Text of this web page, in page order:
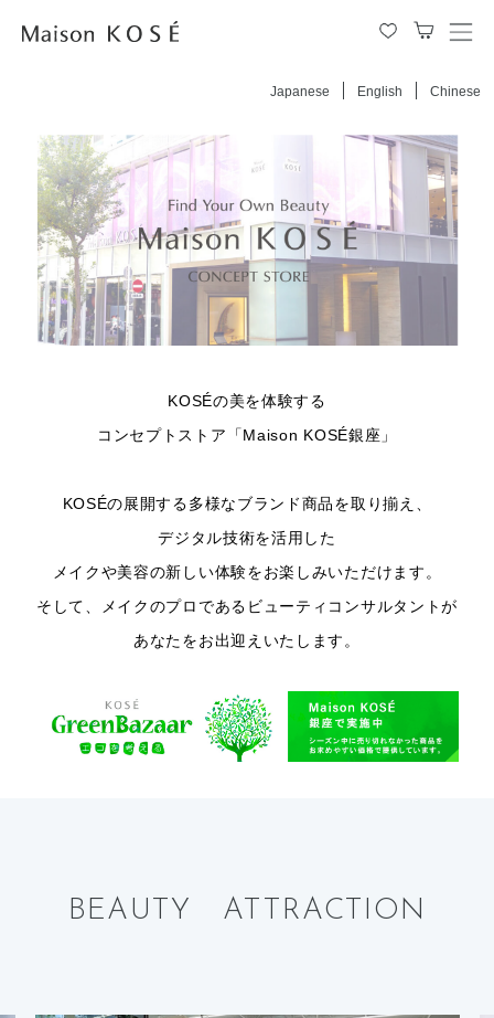
メ
ュ
Japanese English Chinese
KOSÉの美を体験する
コンセプトストア「Maison KOSÉ銀座」
KOSÉの展開する多様なブランド商品を取り揃え、
デジタル技術を活用した
メイクや美容の新しい体験をお楽しみいただけます。
そして、メイクのプロであるビューティコンサルタントが
あなたをお出迎えいたします。
BEAUTY ATTRACTION